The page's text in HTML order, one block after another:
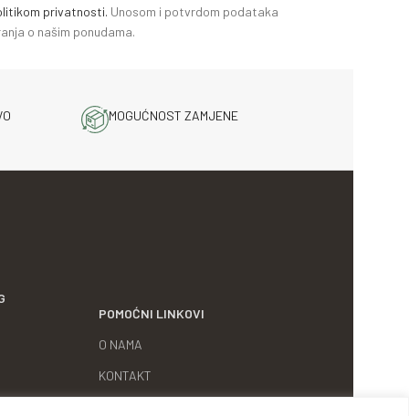
privatnosti. Unosom i potvrdom podataka
o našim ponudama.
MOGUĆNOST ZAMJENE
POMOĆNI LINKOVI
O NAMA
KONTAKT